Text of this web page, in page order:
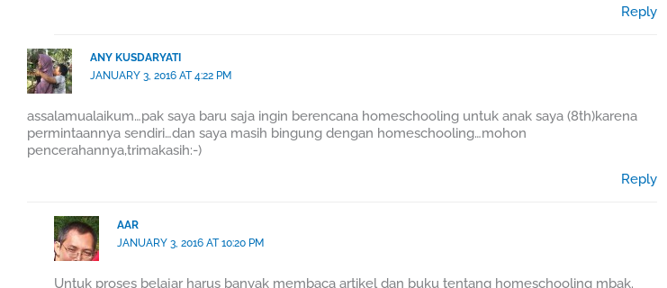
Reply
ANY KUSDARYATI
JANUARY 3, 2016 AT 4:22 PM
assalamualaikum…pak saya baru saja ingin berencana homeschooling untuk anak saya (8th)karena
permintaannya sendiri…dan saya masih bingung dengan homeschooling…mohon
pencerahannya,trimakasih:-)
Reply
AAR
JANUARY 3, 2016 AT 10:20 PM
Untuk proses belajar harus banyak membaca artikel dan buku tentang homeschooling mbak.